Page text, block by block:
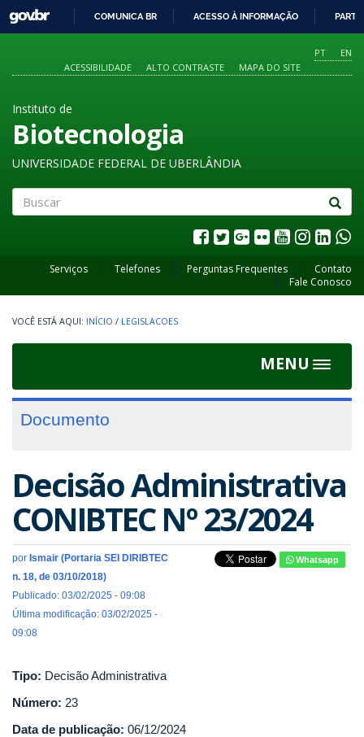
O
CONTEÚDO
GOVBR
COMUNICA BR ACESSO À INFORMAÇÃO
PT
EN
ACESSIBILIDADE
ALTO CONTRASTE MAPA DO SITE
Instituto de
Biotecnologia
UNIVERSIDADE FEDERAL DE UBERLÂNDIA
Serviços Telefones Perguntas Frequentes
Contato
Fale Conosco
INÍCIO / LEGISLACOES
MENU
Toggle
Documento
Decisão Administrativa
CONIBTEC Nº 23/2024
por Ismair (Portaria SEI DIRIBTEC
n. 18, de 03/10/2018)
Publicado: 03/02/2025 - 09:08
Última modificação: 03/02/2025 -
09:08
Whatsapp
Tipo: Decisão Administrativa
Número: 23
Data de publicação: 06/12/2024